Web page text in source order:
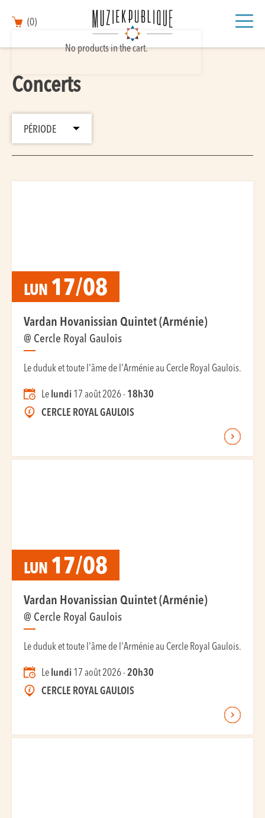
(0)
No products in the cart.
Concerts
PÉRIODE
LUN 17/08
Vardan Hovanissian Quintet (Arménie)
@ Cercle Royal Gaulois
Le duduk et toute l'âme de l'Arménie au Cercle Royal Gaulois.
Le lundi 17 août 2026 - 18h30
CERCLE ROYAL GAULOIS
LUN 17/08
Vardan Hovanissian Quintet (Arménie)
@ Cercle Royal Gaulois
Le duduk et toute l'âme de l'Arménie au Cercle Royal Gaulois.
Le lundi 17 août 2026 -20h30
CERCLE ROYAL GAULOIS